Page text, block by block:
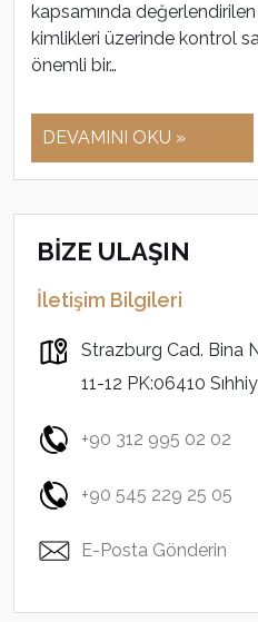
kapsamında
kimlikleri üzerinde kontrol
önemli bir…
DEVAMINI OKU »
BİZE ULAŞIN
İletişim Bilgileri
Strazburg Cad. Bina
11-12 PK:06410
+90 312 995 02 02
+90 545 229 25 05
E-Posta Gönderin